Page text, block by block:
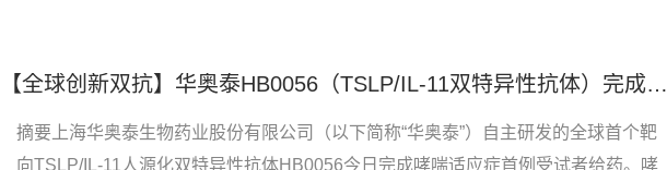
【全球创新双抗】华奥泰HB0056（TSLP/IL-11双特异性抗体）完成哮喘适应症首例受试者入组给药
摘要上海华奥泰生物药业股份有限公司（以下简称“华奥泰”）自主研发的全球首个靶
向TSLP/IL-11人源化双特异性抗体HB0056今日完成哮喘适应症首例受试者给药。哮